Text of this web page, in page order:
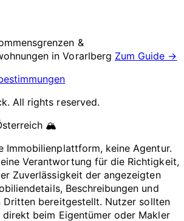
&
inVorarlberg Zum Guide →
All rights reserved.
🏔️
Immobilienplattform, keine Agentur.
Verantwortung für die Richtigkeit,
Zuverlässigkeit der angezeigten
Beschreibungen und
Dritten bereitgestellt. Nutzer sollten
beim Eigentümer oder Makler